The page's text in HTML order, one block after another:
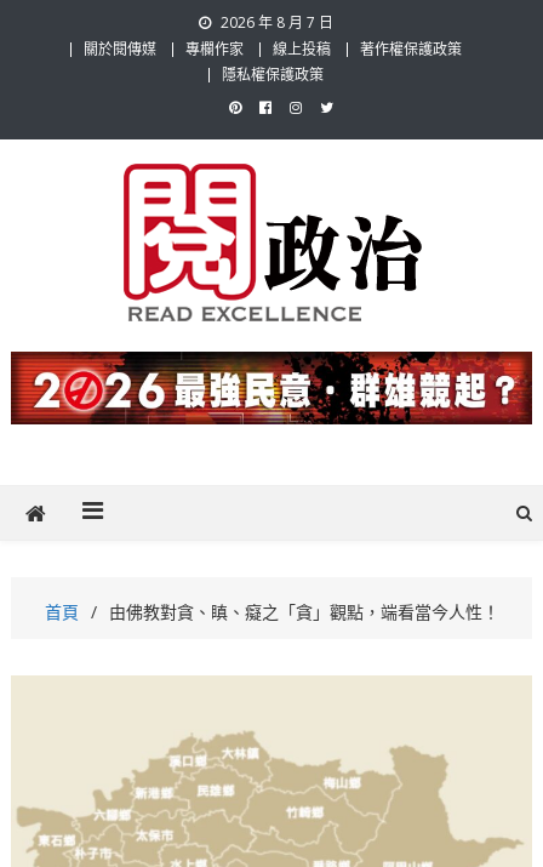
2026 年 8 月 7 日
關於閱傳媒
專欄作家 線上投稿
著作權保護政策
隱私權保護政策
閱政治 Read Gov News
題，也要專業評論，閱政治與多元的政治評論家與專欄作家邀稿合作，
讓讀者有最多元和專業的選擇。
首頁 由佛教對貪、瞋、癡之「貪」觀點，端看當今人性！